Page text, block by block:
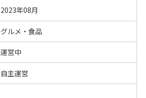
2023年08月
グルメ・食品
運営中
自主運営